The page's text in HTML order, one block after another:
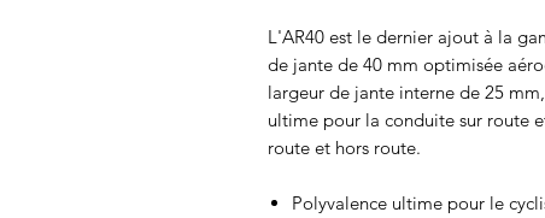
L'AR40 est le dernier ajout à la
de jante de 40 mm optimisée
largeur de jante interne de 25
ultime pour la conduite sur route
route et hors route.
Polyvalence ultime pour le